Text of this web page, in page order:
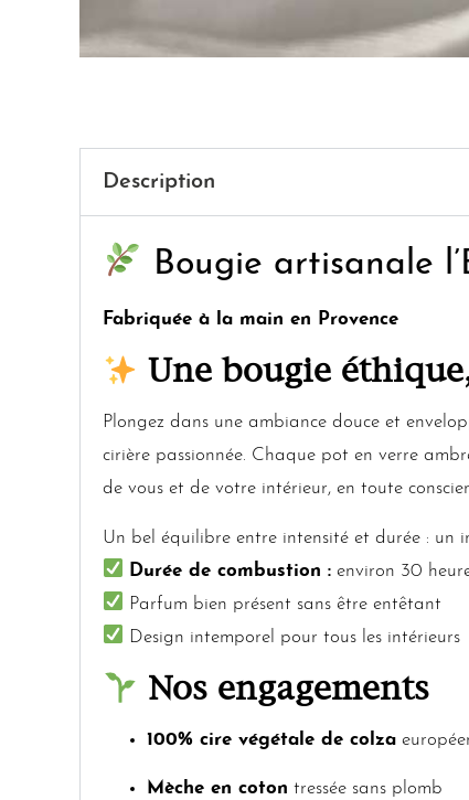
Description
Bougie artisanale
Fabriquée à la main en Provence
Une bougie
Plongez dans une ambiance douce et
cirière passionnée. Chaque pot en verre
de vous et de votre intérieur, en toute
Un bel équilibre entre intensité et durée : un
Durée de combustion : environ 30
Parfum bien présent sans être entêtant
Design intemporel pour tous les intérieurs
Nos engagements
100% cire végétale de colza
Mèche en coton tressée sans plomb